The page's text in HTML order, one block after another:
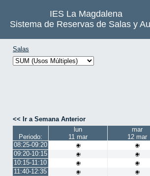
IES La Magdalena
Sistema de Reservas de Salas y
Salas
<< Ir a Semana Anterior
Periodo:
lun
11 mar
mar
12 mar
08:25-09:20
09:20-10:15
10:15-11:10
11:40-12:35